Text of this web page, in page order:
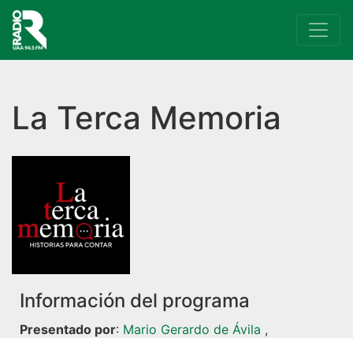
Navegación principal
La Terca Memoria
Información del programa
Presentado por: Mario Gerardo de Ávila ,